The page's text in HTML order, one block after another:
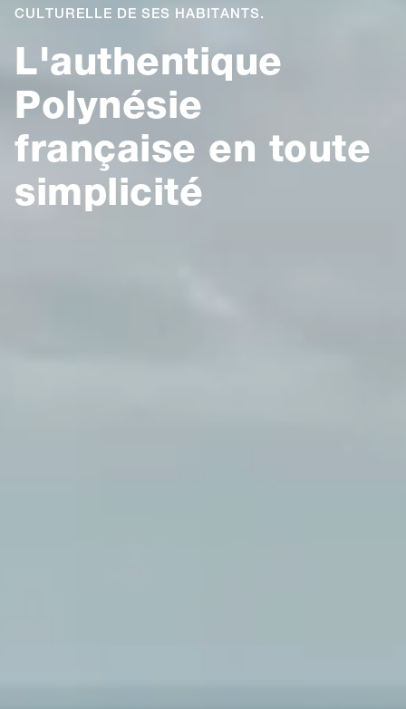
L'authentique
Polynésie
française en toute
simplicité
CULTURELLE DE SES HABITANTS.